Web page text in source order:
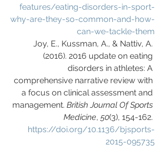
features/eating-disorders-in-sport-
why-are-they-so-common-and-how-
can-we-tackle-them
Joy, E., Kussman, A., & Nattiv, A.
(2016). 2016 update on eating
disorders in athletes: A
comprehensive narrative review with
a focus on clinical assessment and
management. British Journal Of Sports
Medicine, 50(3), 154-162.
https://doi.org/10.1136/bjsports-
2015-095735